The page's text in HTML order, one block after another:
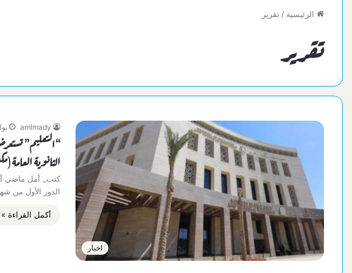
الرئيسية / تقرير
تقرير
اخبار
amlmady يوليو
“التعليم”
الثانوية العامة
كتب_ أمل ماضي
الدور الأول من
أكمل القراءة »